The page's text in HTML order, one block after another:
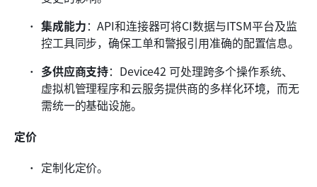
集成能力：API和连接器可将CI数据与ITSM平台及监
控工具同步，确保工单和警报引用准确的配置信息。
多供应商支持：Device42 可处理跨多个操作系统、
虚拟机管理程序和云服务提供商的多样化环境，而无
需统一的基础设施。
定价
定制化定价。